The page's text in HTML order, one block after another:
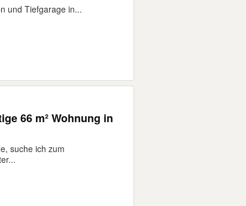
und Tiefgarage in...
66 m² Wohnung in
suche ich zum